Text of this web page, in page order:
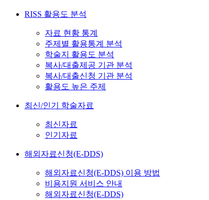
RISS 활용도 분석
자료 현황 통계
주제별 활용통계 분석
학술지 활용도 분석
복사/대출제공 기관 분석
복사/대출신청 기관 분석
활용도 높은 주제
최신/인기 학술자료
최신자료
인기자료
해외자료신청(E-DDS)
해외자료신청(E-DDS) 이용 방법
비용지원 서비스 안내
해외자료신청(E-DDS)